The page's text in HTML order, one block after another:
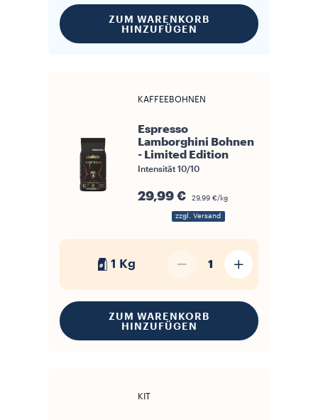
ZUM WARENKORB
HINZUFÜGEN
KAFFEEBOHNEN
Espresso
Lamborghini Bohnen
- Limited Edition
Intensität 10/10
29,99 € 29,99 €/kg
zzgl. Versand
1 Kg 1
ZUM WARENKORB
HINZUFÜGEN
KIT